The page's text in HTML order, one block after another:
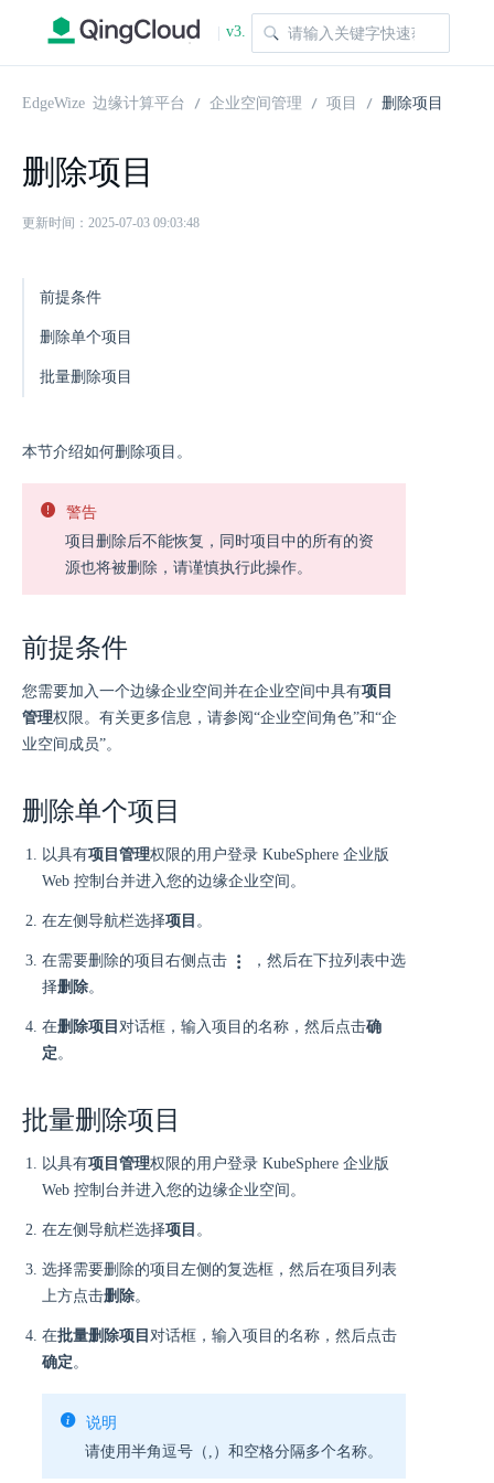
| v3.
1.0
EdgeWize 边缘计算平台 企业空间管理 项目 删除项目
删除项目
更新时间：2025-07-03 09:03:48
前提条件
删除单个项目
批量删除项目
本节介绍如何删除项目。
警告
项目删除后不能恢复，同时项目中的所有的资
源也将被删除，请谨慎执行此操作。
前提条件
您需要加入一个边缘企业空间并在企业空间中具有项目
管理权限。有关更多信息，请参阅“企业空间角色”和“企
业空间成员”。
删除单个项目
以具有项目管理权限的用户登录 KubeSphere 企业版
Web 控制台并进入您的边缘企业空间。
在左侧导航栏选择项目 。
在需要删除的项目右侧点击
，然后在下拉列表中选
择删除。
在删除项目 对话框，输入项目的名称，然后点击确
定。
批量删除项目
以具有项目管理权限的用户登录 KubeSphere 企业版
Web 控制台并进入您的边缘企业空间。
在左侧导航栏选择项目 。
选择需要删除的项目左侧的复选框，然后在项目列表
上方点击删除。
在批量删除项目 对话框，输入项目的名称，然后点击
确定。
说明
请使用半角逗号（,）和空格分隔多个名称。